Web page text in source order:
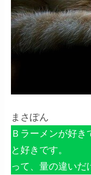
まさぽん
Ｂラーメンが好き
と好きです。
って、量の違いだ